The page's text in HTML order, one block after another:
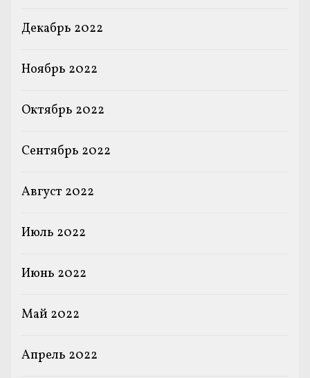
Декабрь 2022
Ноябрь 2022
Октябрь 2022
Сентябрь 2022
Август 2022
Июль 2022
Июнь 2022
Май 2022
Апрель 2022